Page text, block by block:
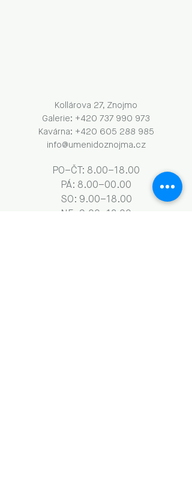
Kollárova 27, Znojmo
Galerie: +420 737 990 973
Kavárna: +420 605 288 985
info@umenidoznojma.cz
PO–ČT: 8.00–18.00
​​​PÁ: 8.00–00.00
SO: 9.00–18.00
NE: 9.00–13.00